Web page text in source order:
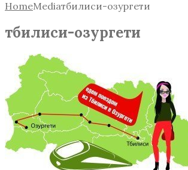
HomeMediaтбилиси-озургети
тбилиси-озургети